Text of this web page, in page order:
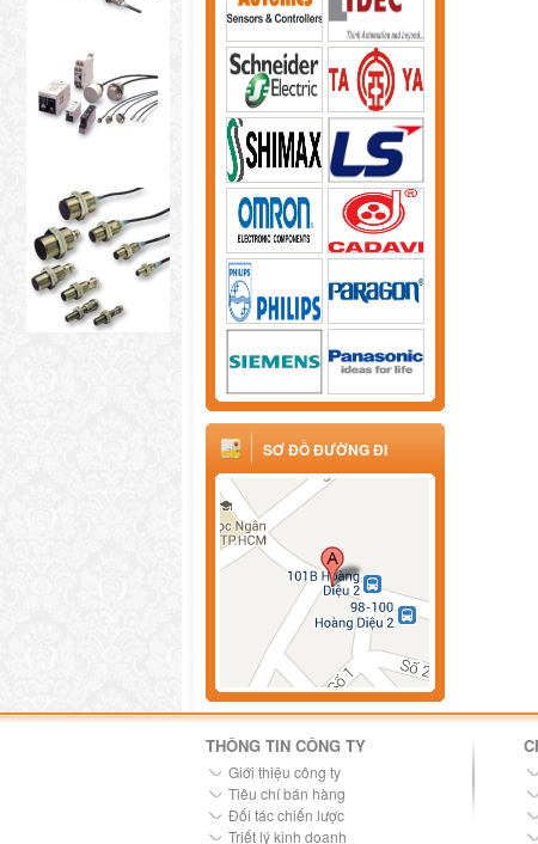
SƠ ĐỒ ĐƯỜNG ĐI
THÔNG TIN CÔNG TY
Giới thiệu công ty
Tiêu chí bán hàng
Đối tác chiến lược
Triết lý kinh doanh